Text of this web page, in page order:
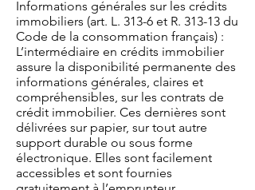
Informations générales sur les crédits
immobiliers (art. L. 313-6 et R. 313-13 du
Code de la consommation français) :
L’intermédiaire en crédits immobilier
assure la disponibilité permanente des
informations générales, claires et
compréhensibles, sur les contrats de
crédit immobilier. Ces dernières sont
délivrées sur papier, sur tout autre
support durable ou sous forme
électronique. Elles sont facilement
accessibles et sont fournies